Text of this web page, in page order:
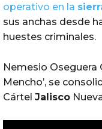
operativo en la
sus anchas desde
huestes criminales.
Nemesio Oseguera
Mencho’, se
Cártel Jalisco